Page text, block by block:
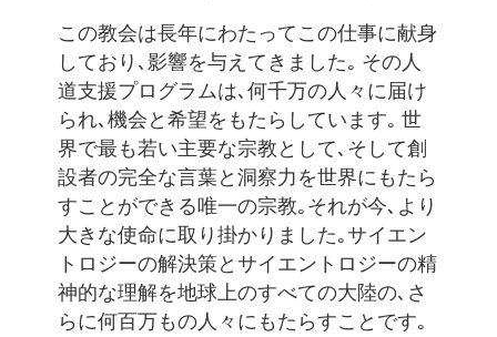
この教会は長年にわたってこの仕事に献身
しており､影響を与えてきました｡ その人
道支援プログラムは､何千万の人々に届け
られ､機会と希望をもたらしています｡ 世
界で最も若い主要な宗教として､そして創
設者の完全な言葉と洞察力を世界にもたら
すことができる唯一の宗教｡それが今､より
大きな使命に取り掛かりました｡サイエン
トロジーの解決策とサイエントロジーの精
神的な理解を地球上のすべての大陸の､さ
らに何百万もの人々にもたらすことです｡